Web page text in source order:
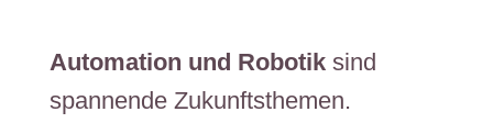
​​​​​​​​​​​​​​​​​​​​​​​​​​Automation und Robotiksind
spannende Zukunftsthemen.